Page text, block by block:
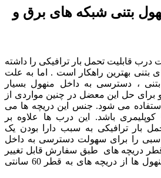
بتنی شبکه های برق و
قابلیت تحمل بار ترافیکی را داشته
بتنی بهترین راهکار است . اما به علت
، دسترسی به داخل منهول بسیار
حل این معضل در چنین مواردی از
می شود. جنس این دریچه ها می
کوپلیمری باشد. این درب ها علاوه بر
بار ترافیکی به سبب دارا بودن یک
را برای سهولت دسترسی به داخل
دریچه های طبق سفارش قابل تغییر
است اما معمولا در این منهول ها از دریچه های به قطر 60 سانتی